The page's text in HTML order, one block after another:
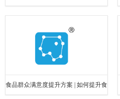
食品群众满意度提升方案 | 如何提升食